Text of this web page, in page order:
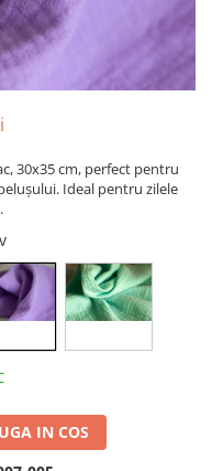
30x35 cm, perfect pentru
Ideal pentru zilele
IN COS